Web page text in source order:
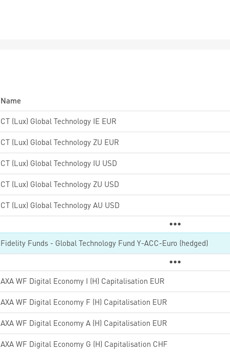
Name
CT (Lux) Global Technology IE EUR
CT (Lux) Global Technology ZU EUR
CT (Lux) Global Technology IU USD
CT (Lux) Global Technology ZU USD
CT (Lux) Global Technology AU USD
Fidelity Funds - Global Technology Fund Y-ACC-Euro (hedged)
AXA WF Digital Economy I (H) Capitalisation EUR
AXA WF Digital Economy F (H) Capitalisation EUR
AXA WF Digital Economy A (H) Capitalisation EUR
AXA WF Digital Economy G (H) Capitalisation CHF